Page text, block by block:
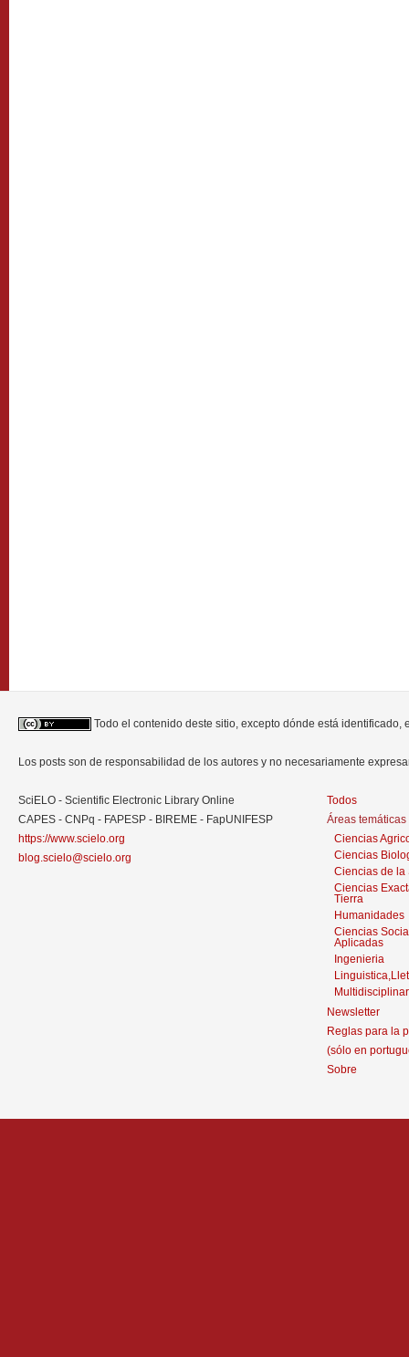
Todo el contenido deste sitio, excepto dónde está identificado,
Los posts son de responsabilidad de los autores y no necesariamente
SciELO - Scientific Electronic Library Online
CAPES - CNPq - FAPESP - BIREME - FapUNIFESP
https://www.scielo.org
blog.scielo@scielo.org
Todos
Áreas temáticas
Ciencias
Ciencias
Ciencias de la
Ciencias
Tierra
Humanidades
Ciencias
Aplicadas
Ingenieria
Newsletter
Reglas para la
(sólo en
Sobre